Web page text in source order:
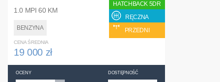
1.0 MPI 60 KM
BENZYNA
HATCHBACK 5DR
RĘCZNA
PRZEDNI
CENA ŚREDNIA
19 000 zł
OCENY DOSTĘPNOŚĆ